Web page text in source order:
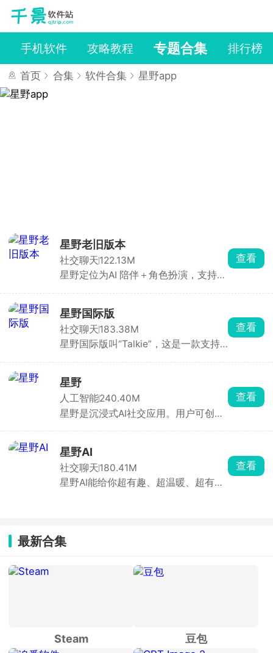
手机软件 攻略教程 专题合集 排行榜
首页 合集 软件合集 星野app
星野app
户自定义创建AI智能体，根据自己的喜好输入关键词，创造
专属AI伴侣，通过文本、语音消息、图片、实时语音等方式
与AI智能体进行沟通并建立情感连接，既能享受对话乐趣，
还能收获情感陪伴。
更新时间：2026-06-19
星野老旧版本
社交聊天122.13M
星野定位为AI 陪伴＋角色扮演，支持文
技能均可自定义。通过星愿抽卡解锁稀
有装扮、隐藏剧情线。对话过程会触发
分支选项，影响后续关系。基础聊天免
费，会员可加速回复、解锁高级音色与
查看
星野国际版
社交聊天183.38M
星野国际版叫“Talkie”，这是一款支持
形态各异的AI伴侣24小时全体在线，陪
伴在用户的周边，随时随地唤醒开展对
话交流，抒发心中的所有情绪。还支持
用户自定义个性化AI角色，从外观到声
查看
星野
人工智能240.40M
星野是沉浸式AI社交应用。用户可创建
色形象、声音、人设进行深度定制。搭
载全球领先的AIGC技术，能高度还原
用户期望的角色形象、语音音色及人设
背景，构建高质量虚拟生态。用户可通
查看
星野AI
社交聊天180.41M
星野AI能给你超有趣、超温暖、超有沉
长久稳定的情感连接。星野AI高度自
造独一无二的虚拟伙伴。
查看
最新合集
Steam 豆包